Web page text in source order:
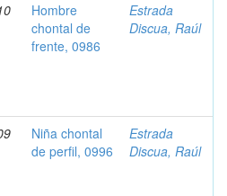
Hombre
chontal de
frente, 0986
Estrada
Discua, Raúl
Niña chontal
de perfil, 0996
Estrada
Discua, Raúl